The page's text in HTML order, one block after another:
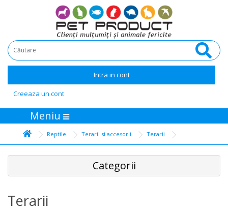
Intra in cont
Creeaza un cont
Meniu
Reptile Terarii si accesorii Terarii
Categorii
Terarii